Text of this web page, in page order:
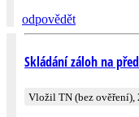
odpovědět
Skládání záloh na
Vložil TN (bez ověření),